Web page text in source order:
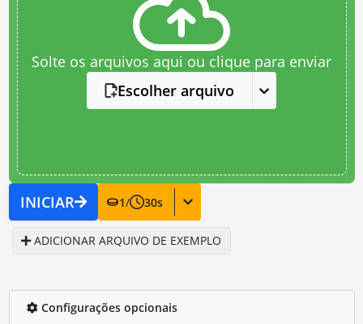
Solte os arquivos aqui ou clique para enviar
Escolher arquivo
INICIAR 1/ 30s
ADICIONAR ARQUIVO DE EXEMPLO
Configurações opcionais